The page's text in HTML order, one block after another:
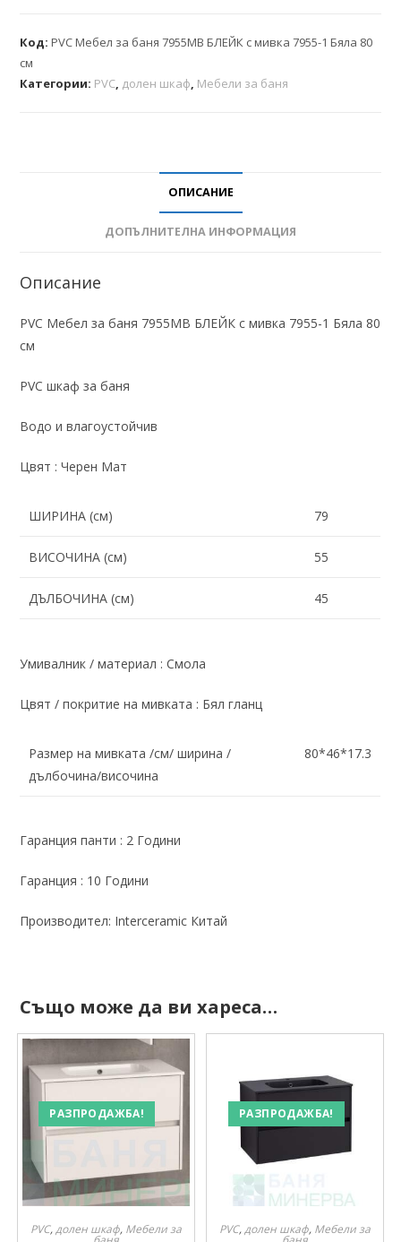
Код:PVC Мебел за баня 7955MB БЛЕЙК с мивка 7955-1 Бяла 80
см
Категории: PVC, долен шкаф, Мебели за баня
ОПИСАНИЕ
ДОПЪЛНИТЕЛНА ИНФОРМАЦИЯ
Описание
PVC Мебел за баня 7955MB БЛЕЙК с мивка 7955-1 Бяла 80
см
PVC шкаф за баня
Водо и влагоустойчив
Цвят : Черен Мат
ШИРИНА (см) 79
ВИСОЧИНА (см) 55
ДЪЛБОЧИНА (см) 45
Умивалник / материал : Смола
Цвят / покритие на мивката : Бял гланц
Размер на мивката /см/ ширина /
дълбочина/височина
80*46*17.3
Гаранция панти : 2 Години
Гаранция : 10 Години
Производител: Interceramic Китай
Също може да ви хареса…
РАЗПРОДАЖБА!
PVC,долен шкаф, Мебели за
РАЗПРОДАЖБА!
PVC,долен шкаф, Мебели за